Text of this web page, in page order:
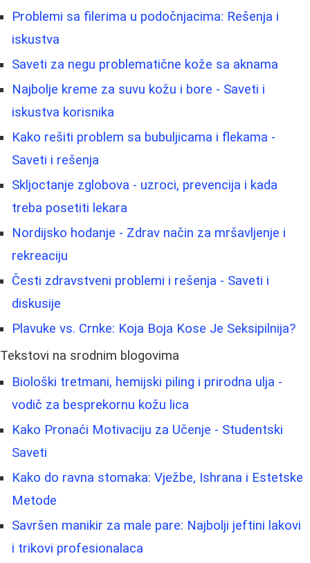
Problemi sa filerima u podočnjacima: Rešenja i
iskustva
Saveti za negu problematične kože sa aknama
Najbolje kreme za suvu kožu i bore - Saveti i
iskustva korisnika
Kako rešiti problem sa bubuljicama i flekama -
Saveti i rešenja
Skljoctanje zglobova - uzroci, prevencija i kada
treba posetiti lekara
Nordijsko hodanje - Zdrav način za mršavljenje i
rekreaciju
Česti zdravstveni problemi i rešenja - Saveti i
diskusije
Plavuke vs. Crnke: Koja Boja Kose Je Seksipilnija?
Tekstovi na srodnim blogovima
Biološki tretmani, hemijski piling i prirodna ulja -
vodič za besprekornu kožu lica
Kako Pronaći Motivaciju za Učenje - Studentski
Saveti
Kako do ravna stomaka: Vježbe, Ishrana i Estetske
Metode
Savršen manikir za male pare: Najbolji jeftini lakovi
i trikovi profesionalaca